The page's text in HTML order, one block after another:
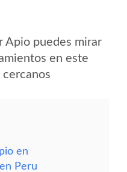
Apio puedes mirar
en este
en
Peru